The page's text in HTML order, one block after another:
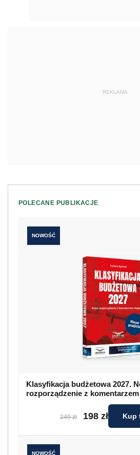
REKLAMA
POLECANE PUBLIKACJE
NOWOŚĆ
Klasyfikacja budżetowa 2027.
rozporządzenie z
249 zł 198 zł Kup
NOWOŚĆ